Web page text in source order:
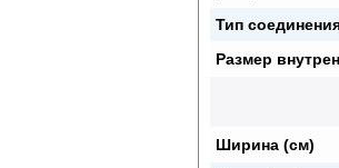
Тип
Размер
Ширина (см)